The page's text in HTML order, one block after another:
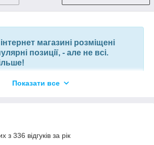
магазині розміщені
позиції, - але не всі.
позицію або заміну товару, який
інших виробників.
(VIBER) | pm@elnik.shop
Показати все
з 336 відгуків за рік